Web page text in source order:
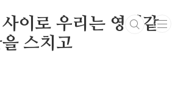
이로 우리는 영원같
스치고